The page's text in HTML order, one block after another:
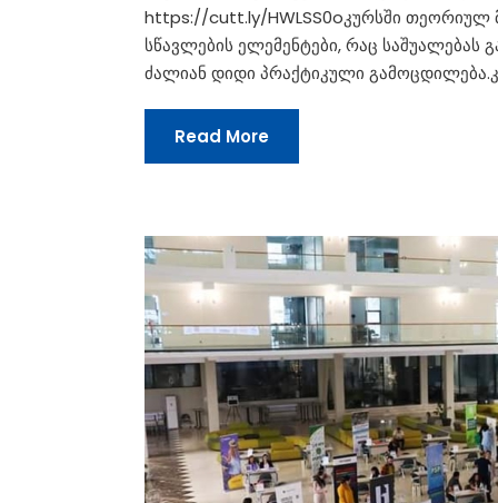
https://cutt.ly/HWLSS0oკურსში
სწავლების ელემენტები, რაც საშუალებას
ძალიან დიდი პრაქტიკული
Read More